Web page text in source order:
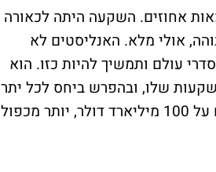
אחוזים. השקעה היתה לכאורה
אולי מלא. האנליסטים לא
עולם ותמשיך להיות כזו. הוא
שלו, ובהפרש ביחס לכל יתר
ההשקעות. זה השתלם לו ולברקשייר. הרווחים על השקעה הזו עולים על 100 מיליארד דולר, יותר מכפול